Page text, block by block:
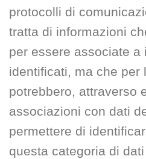
protocolli di
tratta di informazioni
per essere associate a
identificati, ma che per
potrebbero, attraverso
associazioni con dati
permettere di
questa categoria di